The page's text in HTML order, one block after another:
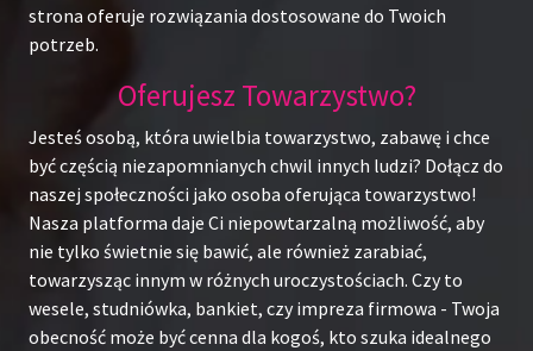
strona oferuje rozwiązania dostosowane do Twoich
potrzeb.
Oferujesz Towarzystwo?
Jesteś osobą, która uwielbia towarzystwo, zabawę i chce
być częścią niezapomnianych chwil innych ludzi? Dołącz do
naszej społeczności jako osoba oferująca towarzystwo!
Nasza platforma daje Ci niepowtarzalną możliwość, aby
nie tylko świetnie się bawić, ale również zarabiać,
towarzysząc innym w różnych uroczystościach. Czy to
wesele, studniówka, bankiet, czy impreza firmowa - Twoja
obecność może być cenna dla kogoś, kto szuka idealnego